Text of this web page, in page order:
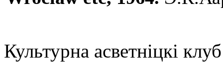
Культурна асветнiцкi